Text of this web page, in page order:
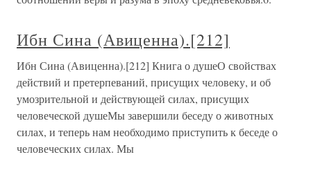
Ибн Сина (Авиценна).[212]
Ибн Сина (Авиценна).[212] Книга о душеО свойствах
действий и претерпеваний, присущих человеку, и об
умозрительной и действующей силах, присущих
человеческой душеМы завершили беседу о животных
силах, и теперь нам необходимо приступить к беседе о
человеческих силах. Мы